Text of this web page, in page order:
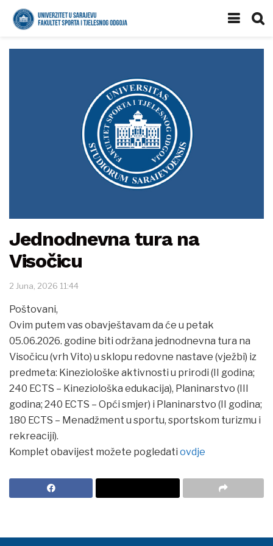
Jednodnevna tura na
Visočicu
2 Juna, 2026 11:44
Poštovani,
Ovim putem vas obavještavam da će u petak
05.06.2026. godine biti održana jednodnevna tura na
Visočicu (vrh Vito) u sklopu redovne nastave (vježbi) iz
predmeta: Kineziološke aktivnosti u prirodi (II godina;
240 ECTS – Kineziološka edukacija), Planinarstvo (III
godina; 240 ECTS – Opći smjer) i Planinarstvo (II godina;
180 ECTS – Menadžment u sportu, sportskom turizmu i
rekreaciji).
Komplet obavijest možete pogledati ovdje